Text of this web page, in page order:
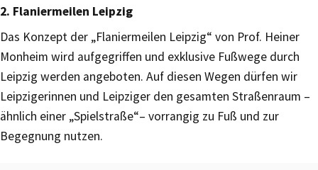
2. Flaniermeilen Leipzig
Das Konzept der „Flaniermeilen Leipzig“ von Prof. Heiner
Monheim wird aufgegriffen und exklusive Fußwege durch
Leipzig werden angeboten. Auf diesen Wegen dürfen wir
Leipzigerinnen und Leipziger den gesamten Straßenraum –
ähnlich einer „Spielstraße“– vorrangig zu Fuß und zur
Begegnung nutzen.